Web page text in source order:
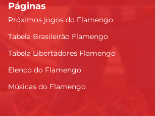
Páginas
Próximos jogos do Flamengo
Tabela Brasileirão Flamengo
Tabela Libertadores Flamengo
Elenco do Flamengo
Músicas do Flamengo